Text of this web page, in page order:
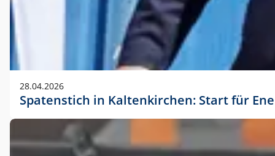
28.04.2026
Spatenstich in Kaltenkirchen: Start für